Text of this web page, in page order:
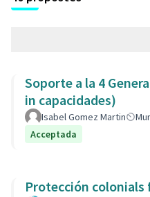
Soporte a la 4 Generación (gente mayor con
in capacidades)
Isabel Gomez Martin
Acceptada
Protección colonials